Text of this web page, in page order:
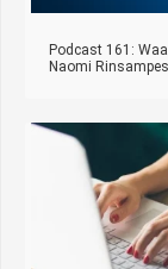
Podcast 161:
Naomi